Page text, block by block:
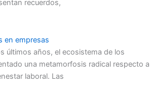
recuerdos,
en empresas
últimos años, el ecosistema de los
una metamorfosis radical respecto a
laboral. Las